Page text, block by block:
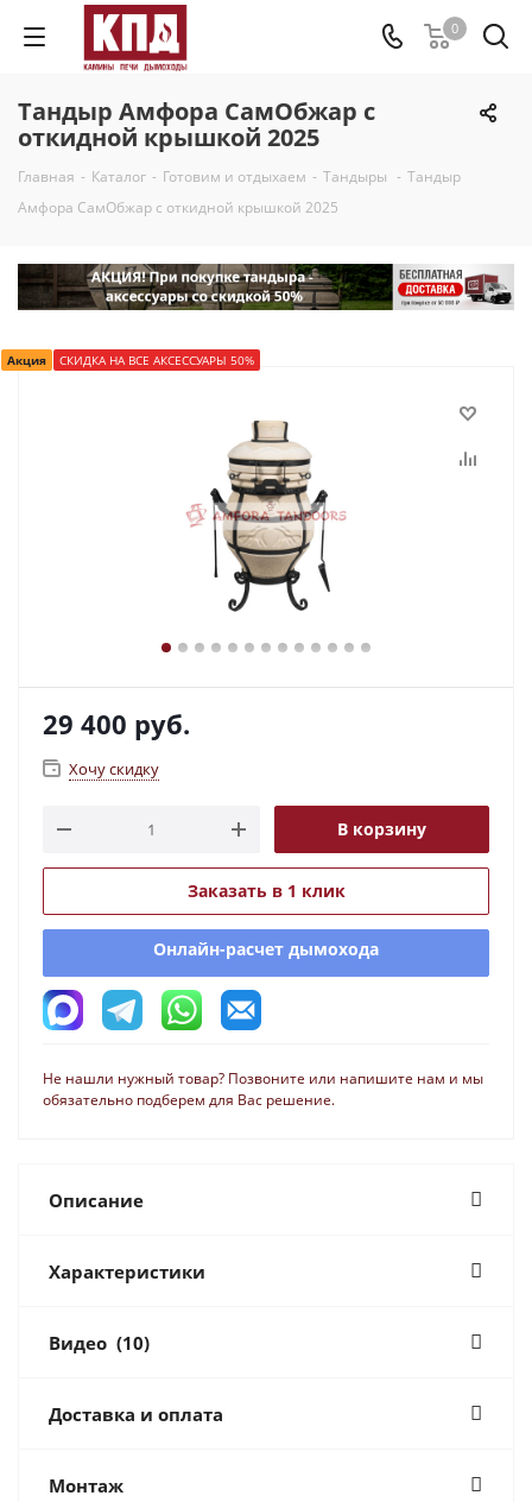
0
Тандыр Амфора СамОбжар с
откидной крышкой 2025
Главная - Каталог - Готовим и отдыхаем - Тандыры - Тандыр
Амфора СамОбжар с откидной крышкой 2025
Акция СКИДКА НА ВСЕ АКСЕССУАРЫ 50%
29 400 руб.
Хочу скидку
В корзину
Заказать в 1 клик
Онлайн-расчет дымохода
Не нашли нужный товар? Позвоните или напишите нам и мы
обязательно подберем для Вас решение.
Описание
Характеристики
Видео (10)
Доставка и оплата
Монтаж